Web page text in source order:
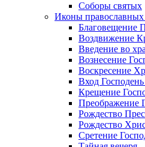
Соборы святых
Иконы православных
Благовещение
Воздвижение
Введение во
Вознесение
Воскресение
Вход
Крещение
Преображение
Рождество
Рождество
Сретение